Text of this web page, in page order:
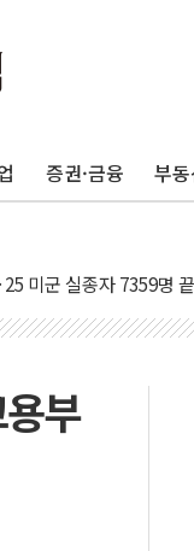
증권·금융 부
방위협정 체결
미군 실종자 7359명
달리 워시엔 톤 낮춰
100년 밑거름…수도권
2차 회의' 주재… "전폭
15% 부과…美 태양광
독…곧 사망해도 놀랍지
부